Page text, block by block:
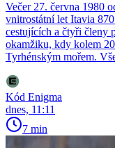
Večer 27. června 1980
vnitrostátní let Itavia
cestujících a čtyři členy
okamžiku, kdy kolem
Tyrhénským mořem.
Kód Enigma
dnes, 11:11
7 min